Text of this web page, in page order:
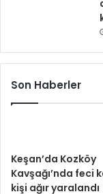
Son Haberler
Keşan’da Kozköy
Kavşağı’nda feci
kişi ağır yaralandı